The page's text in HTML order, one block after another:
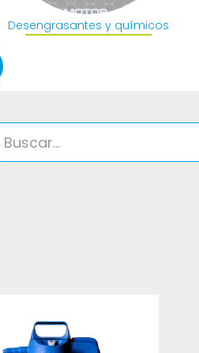
Desengrasantes y químicos